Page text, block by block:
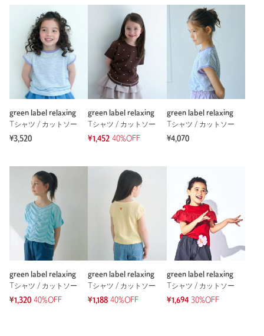
注文キャンセル
返品等について
裾上げ 対象外商品 裾上げについて
タイプ GIRLS
カテゴリー トップス | Tシャツ / カットソー
サイズ 140cm 150cm 160cm
素材
本体；コットン100％ 衿；コットン97％ ポリウレ
タン3％ 袖口裾；ポリエステル100％
商品番号 3867-1-000051
green label relaxing
Tシャツ / カットソー
¥3,520
green label relaxing
Tシャツ / カットソー
¥1,452 40%OFF
green label relaxing
Tシャツ / カットソー
¥4,070
green label relaxing
Tシャツ / カットソー
¥1,320 40%OFF
green label relaxing
Tシャツ / カットソー
¥1,188 40%OFF
green label relaxing
Tシャツ / カットソー
¥1,694 30%OFF